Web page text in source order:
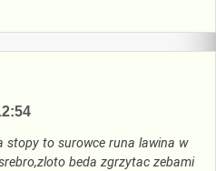
stopy to surowce runa lawina w
beda zgrzytac zebami